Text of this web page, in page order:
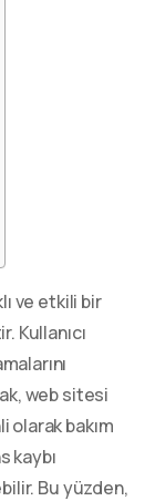
ve etkili bir
Kullanıcı
web sitesi
olarak bakım
kaybı
Bu yüzden,